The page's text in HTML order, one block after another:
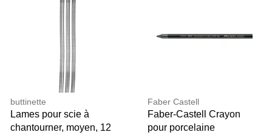
buttinette
Lames pour scie à
chantourner, moyen, 12
Faber Castell
Faber-Castell Crayon
pour porcelaine